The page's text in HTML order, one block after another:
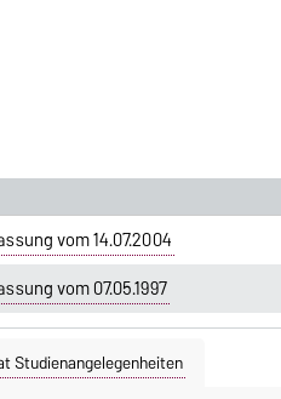
vom 14.07.2004
vom 07.05.1997
Studienangelegenheiten